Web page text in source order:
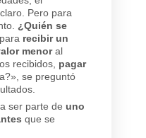
Pero para
¿Quién se
para recibir un
menoral
recibidos, pagar
se preguntó
ser parte de uno
que se